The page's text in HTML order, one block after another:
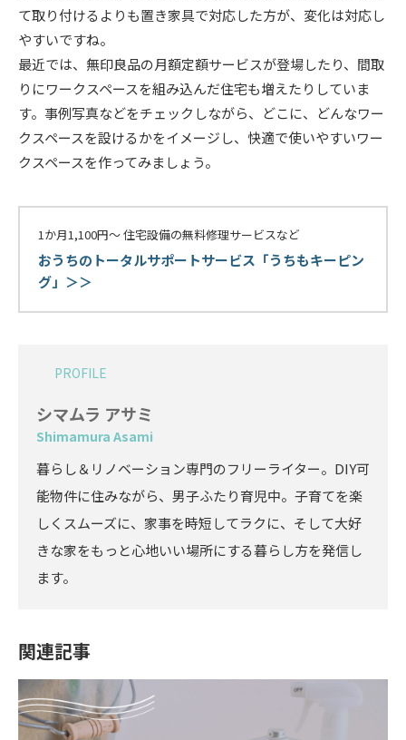
て取り付けるよりも置き家具で対応した方が、変化は対応し
やすいですね。
最近では、無印良品の月額定額サービスが登場したり、間取
りにワークスペースを組み込んだ住宅も増えたりしていま
す。事例写真などをチェックしながら、どこに、どんなワー
クスペースを設けるかをイメージし、快適で使いやすいワー
クスペースを作ってみましょう。
1か月1,100円〜 住宅設備の無料修理サービスなど
おうちのトータルサポートサービス「うちもキーピン
グ」＞＞
PROFILE
シマムラ アサミ
Shimamura Asami
暮らし＆リノベーション専門のフリーライター。DIY可
能物件に住みながら、男子ふたり育児中。子育てを楽
しくスムーズに、家事を時短してラクに、そして大好
きな家をもっと心地いい場所にする暮らし方を発信し
ます。
関連記事